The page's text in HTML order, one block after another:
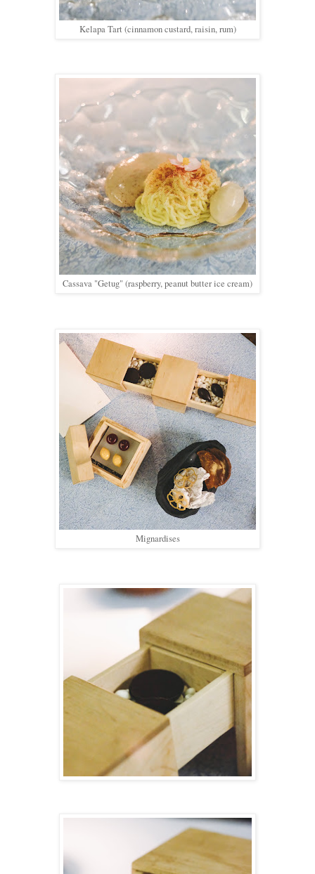
Kelapa Tart (cinnamon custard, raisin, rum)
Cassava "Getug" (raspberry, peanut butter ice cream)
Mignardises